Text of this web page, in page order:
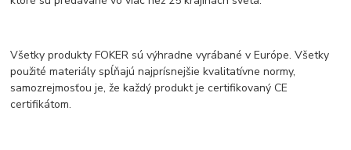
Všetky produkty FOKER sú výhradne vyrábané v Európe. Všetky
použité materiály spĺňajú najprísnejšie kvalitatívne normy,
samozrejmosťou je, že každý produkt je certifikovaný CE
certifikátom.